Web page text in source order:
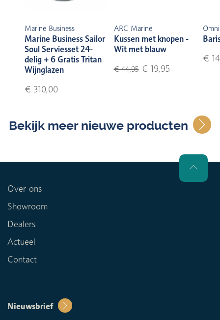
Marine Business
Marine Business Sailor
Soul Serviesset 24-
delig + 6 Gratis Tritan
Wijnglazen
€ 310,00
ARC Marine
Kussen met knopen -
Wit met blauw
€ 44,95€ 19,95
€
Bekijk meer nieuwe producten
Over ons
Showroom
Dealers
Actueel
Contact
Nieuwsbrief